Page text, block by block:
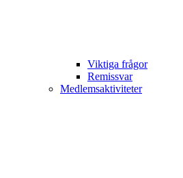
Viktiga frågor
Remissvar
Medlemsaktiviteter